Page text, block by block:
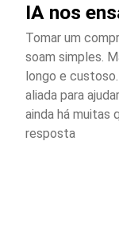
IA nos
Tomar um
soam simples.
longo e
aliada para
ainda há muitas
resposta